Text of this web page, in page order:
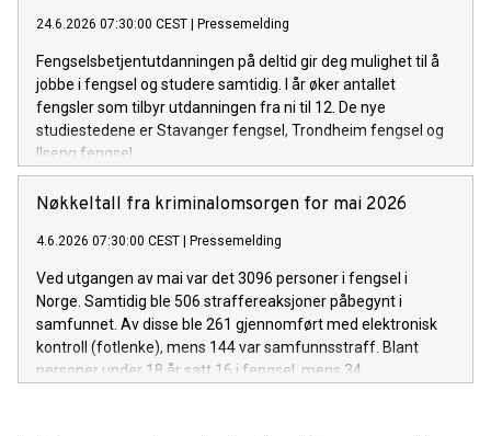
24.6.2026 07:30:00 CEST | Pressemelding
Fengselsbetjentutdanningen på deltid gir deg mulighet til å
jobbe i fengsel og studere samtidig. I år øker antallet
fengsler som tilbyr utdanningen fra ni til 12. De nye
studiestedene er Stavanger fengsel, Trondheim fengsel og
Ilseng fengsel.
Nøkkeltall fra kriminalomsorgen for mai 2026
4.6.2026 07:30:00 CEST | Pressemelding
Ved utgangen av mai var det 3096 personer i fengsel i
Norge. Samtidig ble 506 straffereaksjoner påbegynt i
samfunnet. Av disse ble 261 gjennomført med elektronisk
kontroll (fotlenke), mens 144 var samfunnsstraff. Blant
personer under 18 år satt 16 i fengsel, mens 34